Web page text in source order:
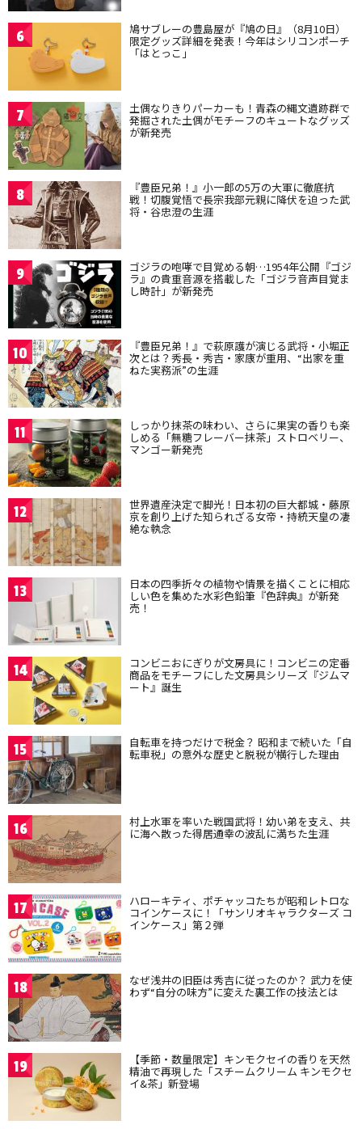
6 鳩サブレーの豊島屋が『鳩の日』（8月10日）
限定グッズ詳細を発表！今年はシリコンポーチ
「はとっこ」
7 土偶なりきりパーカーも！青森の縄文遺跡群で
発掘された土偶がモチーフのキュートなグッズ
が新発売
8 『豊臣兄弟！』小一郎の5万の大軍に徹底抗
戦！切腹覚悟で長宗我部元親に降伏を迫った武
将・谷忠澄の生涯
9 ゴジラの咆哮で目覚める朝…1954年公開『ゴジ
ラ』の貴重音源を搭載した「ゴジラ音声目覚ま
し時計」が新発売
10 『豊臣兄弟！』で萩原護が演じる武将・小堀正
次とは？秀長・秀吉・家康が重用、“出家を重
ねた実務派”の生涯
11 しっかり抹茶の味わい、さらに果実の香りも楽
しめる「無糖フレーバー抹茶」ストロベリー、
マンゴー新発売
12 世界遺産決定で脚光！日本初の巨大都城・藤原
京を創り上げた知られざる女帝・持統天皇の凄
絶な執念
13 日本の四季折々の植物や情景を描くことに相応
しい色を集めた水彩色鉛筆『色辞典』が新発
売！
14 コンビニおにぎりが文房具に！コンビニの定番
商品をモチーフにした文房具シリーズ『ジムマ
ート』誕生
15 自転車を持つだけで税金？ 昭和まで続いた「自
転車税」の意外な歴史と脱税が横行した理由
16 村上水軍を率いた戦国武将！幼い弟を支え、共
に海へ散った得居通幸の波乱に満ちた生涯
17 ハローキティ、ポチャッコたちが昭和レトロな
コインケースに！「サンリオキャラクターズ コ
インケース」第２弾
18 なぜ浅井の旧臣は秀吉に従ったのか？ 武力を使
わず“自分の味方”に変えた裏工作の技法とは
19 【季節・数量限定】キンモクセイの香りを天然
精油で再現した「スチームクリーム キンモクセ
イ&茶」新登場